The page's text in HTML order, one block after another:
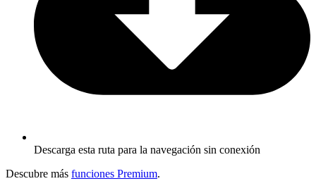
Descarga esta ruta para la navegación sin conexión
Descubre más funciones Premium.